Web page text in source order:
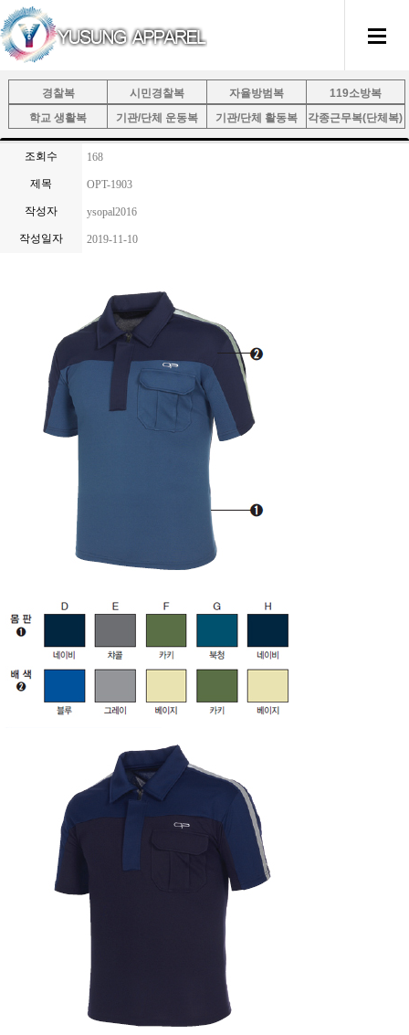
경찰복 시민경찰복 자율방범복
119소방복
학교 생활복
기관/단체 운동복 기관/단체 활동복 각종근무복(단체복)
조회수 168
제목 OPT-1903
작성자 ysopal2016
작성일자 2019-11-10